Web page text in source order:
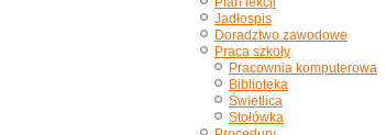
Jadłospis
Doradztwo zawodowe
Praca szkoły
Pracownia komputerowa
Biblioteka
Świetlica
Stołówka